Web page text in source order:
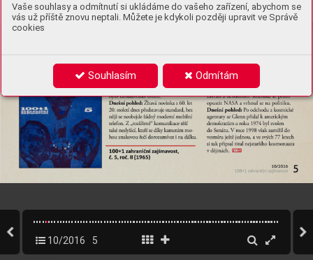
Vaše souhlasy a odmítnutí si ukládáme do vašeho zařízení, abychom se
vás už příště znovu neptali. Můžete je kdykoli později upravit ve Správě
cookies
Souhlasím Odmítám
10/2016 5